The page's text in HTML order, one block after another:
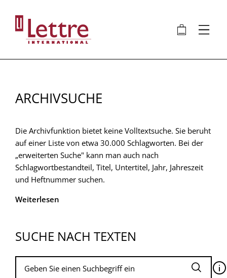
Inhalt
🛍 ⋮
ARCHIVSUCHE
Die Archivfunktion bietet keine Volltextsuche. Sie beruht
auf einer Liste von etwa 30.000 Schlagworten. Bei der
„erweiterten Suche" kann man auch nach
Schlagwortbestandteil, Titel, Untertitel, Jahr, Jahreszeit
und Heftnummer suchen.
Weiterlesen
SUCHE NACH TEXTEN
🛈